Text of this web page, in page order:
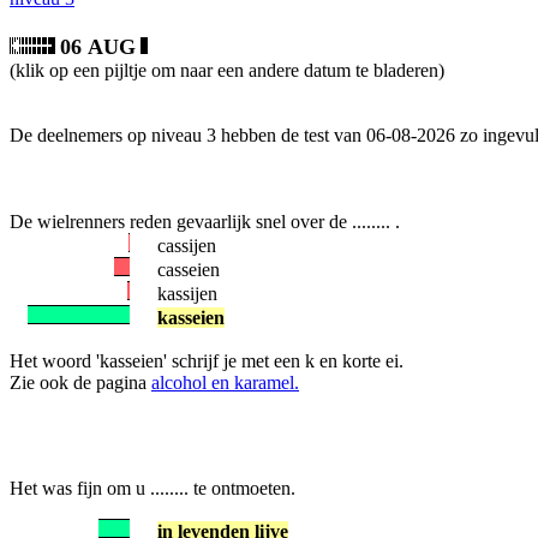
06 AUG
(klik op een pijltje om naar een andere datum te bladeren)
De deelnemers op niveau 3 hebben de test van 06-08-2026 zo
De wielrenners reden gevaarlijk snel over de ........ .
cassijen
casseien
kassijen
kasseien
Het woord 'kasseien' schrijf je met een k en korte ei.
Zie ook de pagina alcohol en karamel.
Het was fijn om u ........ te ontmoeten.
in levenden lijve